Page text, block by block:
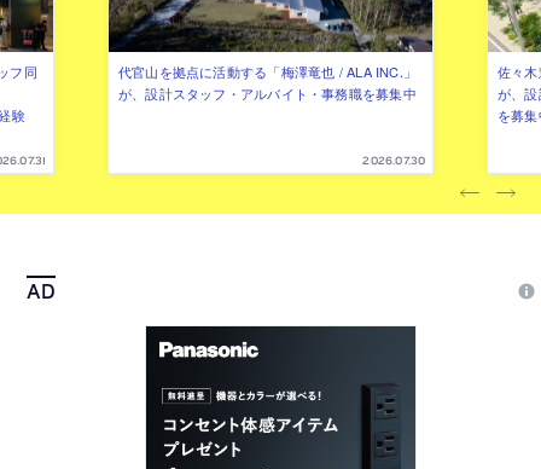
フ同
験
代官山を拠点に活動する「梅澤竜也 / ALA INC.」
が、設計スタッフ・アルバイト・事務職を募集中
2026.07.30
佐々
が、
を募